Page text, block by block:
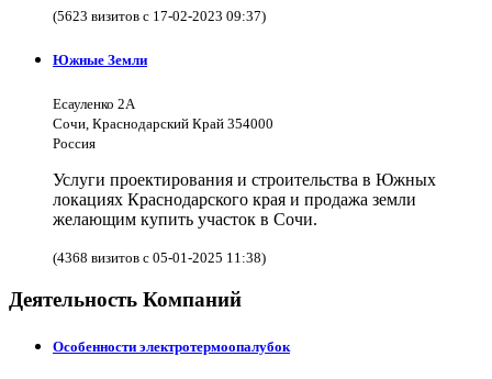
(5623 визитов с 17-02-2023 09:37)
Южные Земли
Есауленко 2А
Сочи, Краснодарский Край 354000
Россия
Услуги проектирования и строительства в Южных
локациях Краснодарского края и продажа земли
желающим купить участок в Сочи.
(4368 визитов с 05-01-2025 11:38)
Деятельность Компаний
Особенности электротермоопалубок